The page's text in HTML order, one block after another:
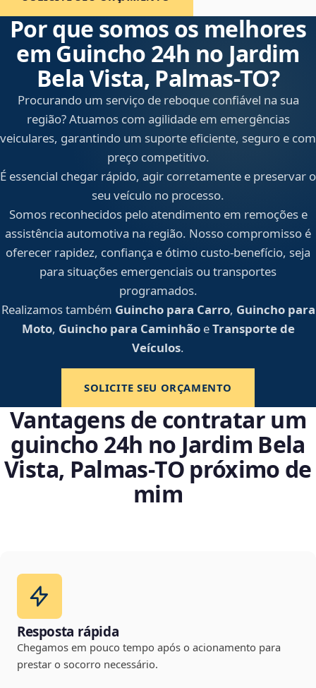
Por que somos os melhores
em Guincho 24h no Jardim
Bela Vista, Palmas‑TO?
Procurando um serviço de reboque confiável na sua
região? Atuamos com agilidade em emergências
veiculares, garantindo um suporte eficiente, seguro e com
preço competitivo.
É essencial chegar rápido, agir corretamente e preservar o
seu veículo no processo.
Somos reconhecidos pelo atendimento em remoções e
assistência automotiva na região. Nosso compromisso é
oferecer rapidez, confiança e ótimo custo-benefício, seja
para situações emergenciais ou transportes
programados.
Realizamos também Guincho para Carro, Guincho para
Moto, Guincho para CaminhãoeTransporte de
Veículos.
SOLICITE SEU ORÇAMENTO
Vantagens de contratar um
guincho 24h no Jardim Bela
Vista, Palmas‑TO próximo de
mim
Resposta rápida
Chegamos em pouco tempo após o acionamento para
prestar o socorro necessário.